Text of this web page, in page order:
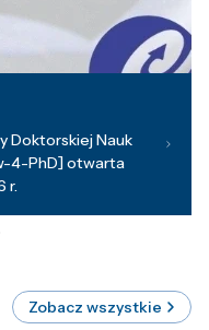
Doktorskiej Nauk
4-PhD] otwarta
r.
Zobacz wszystkie